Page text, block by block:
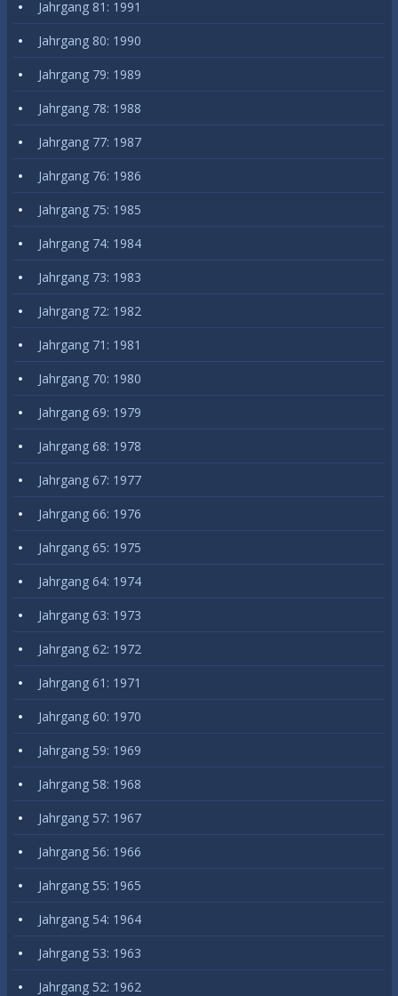
Jahrgang 81: 1991
Jahrgang 80: 1990
Jahrgang 79: 1989
Jahrgang 78: 1988
Jahrgang 77: 1987
Jahrgang 76: 1986
Jahrgang 75: 1985
Jahrgang 74: 1984
Jahrgang 73: 1983
Jahrgang 72: 1982
Jahrgang 71: 1981
Jahrgang 70: 1980
Jahrgang 69: 1979
Jahrgang 68: 1978
Jahrgang 67: 1977
Jahrgang 66: 1976
Jahrgang 65: 1975
Jahrgang 64: 1974
Jahrgang 63: 1973
Jahrgang 62: 1972
Jahrgang 61: 1971
Jahrgang 60: 1970
Jahrgang 59: 1969
Jahrgang 58: 1968
Jahrgang 57: 1967
Jahrgang 56: 1966
Jahrgang 55: 1965
Jahrgang 54: 1964
Jahrgang 53: 1963
Jahrgang 52: 1962